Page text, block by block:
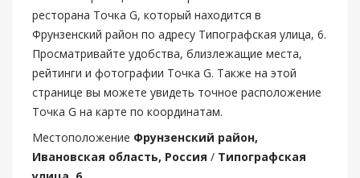
ресторана Точка G, который находится в
Фрунзенский район по адресу Типографская улица, 6.
Просматривайте удобства, близлежащие места,
рейтинги и фотографии Точка G. Также на этой
странице вы можете увидеть точное расположение
Точка G на карте по координатам.
Местоположение Фрунзенский район,
Ивановская область, Россия / Типографская